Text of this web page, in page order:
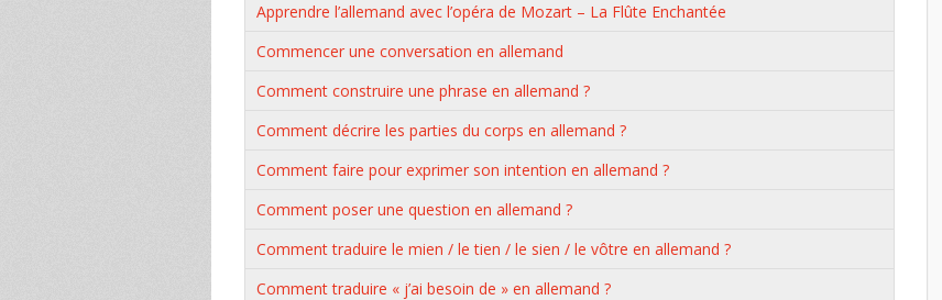
Apprendre l’allemand avec l’opéra de Mozart – La Flûte Enchantée
Commencer une conversation en allemand
Comment construire une phrase en allemand ?
Comment décrire les parties du corps en allemand ?
Comment faire pour exprimer son intention en allemand ?
Comment poser une question en allemand ?
Comment traduire le mien / le tien / le sien / le vôtre en allemand ?
Comment traduire « j’ai besoin de » en allemand ?